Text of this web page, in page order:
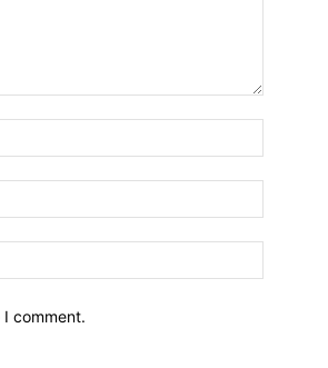
comment.